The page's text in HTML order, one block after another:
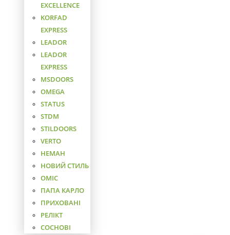
EXCELLENCE
KORFAD
EXPRESS
LEADOR
LEADOR
EXPRESS
MSDOORS
OMEGA
STATUS
STDM
STILDOORS
VERTO
НЕМАН
НОВИЙ СТИЛЬ
ОМІС
ПАПА КАРЛО
ПРИХОВАНІ
РЕЛІКТ
СОСНОВІ